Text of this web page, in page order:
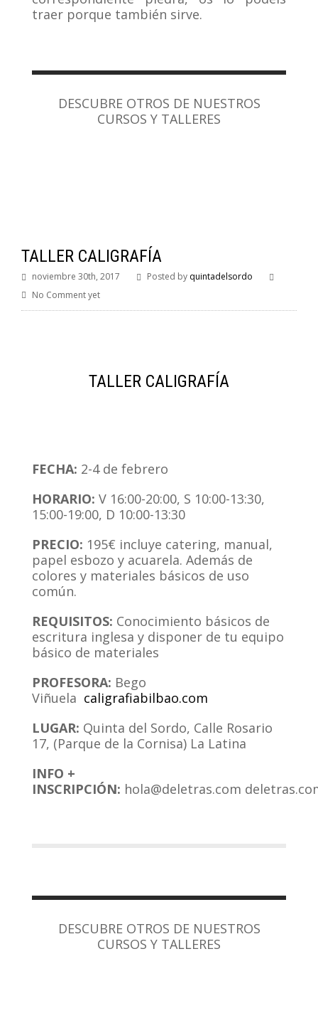
traer porque también sirve.
DESCUBRE OTROS DE NUESTROS
CURSOS Y TALLERES
TALLER CALIGRAFÍA
noviembre 30th, 2017 Posted by quintadelsordo
No Comment yet
TALLER CALIGRAFÍA
FECHA: 2-4 de febrero
HORARIO: V 16:00-20:00, S 10:00-13:30,
15:00-19:00, D 10:00-13:30
PRECIO: 195€ incluye catering, manual,
papel esbozo y acuarela. Además de
colores y materiales básicos de uso
común.
REQUISITOS: Conocimiento básicos de
escritura inglesa y disponer de tu equipo
básico de materiales
PROFESORA: Bego
Viñuela caligrafiabilbao.com
LUGAR: Quinta del Sordo, Calle Rosario
17, (Parque de la Cornisa) La Latina
INFO +
INSCRIPCIÓN: hola@deletras.com
DESCUBRE OTROS DE NUESTROS
CURSOS Y TALLERES